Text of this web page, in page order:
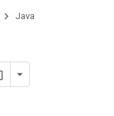
Java